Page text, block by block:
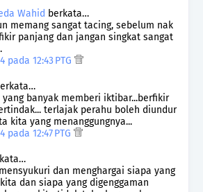
Wahid berkata…
memang sangat tacing, sebelum nak
panjang dan jangan singkat sangat
pada 12:43 PTG
banyak memberi iktibar...berfikir
terlajak perahu boleh diundur
kita yang menanggungnya...
pada 12:47 PTG
dan menghargai siapa yang
dan siapa yang digenggaman